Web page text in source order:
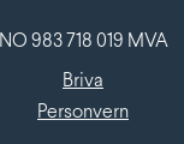
NO 983 718 019 MVA
Briva
Personvern